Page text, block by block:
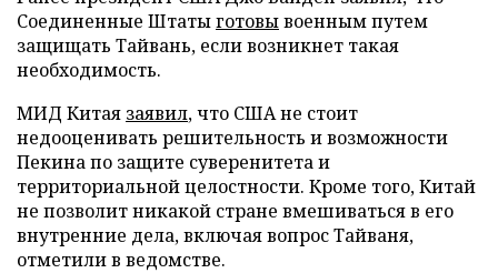
Соединенные Штатыготовывоенным путем
защищать Тайвань, если возникнет такая
необходимость.
МИД Китая заявил, что США не стоит
недооценивать решительность и возможности
Пекина по защите суверенитета и
территориальной целостности. Кроме того, Китай
не позволит никакой стране вмешиваться в его
внутренние дела, включая вопрос Тайваня,
отметили в ведомстве.